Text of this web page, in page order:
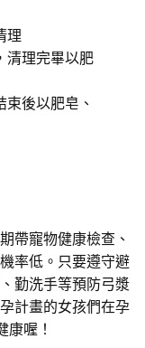
理
清理完畢以肥
後以肥皂、
帶寵物健康檢查、
率低。只要遵守避
勤洗手等預防弓漿
計畫的女孩們在孕
喔！